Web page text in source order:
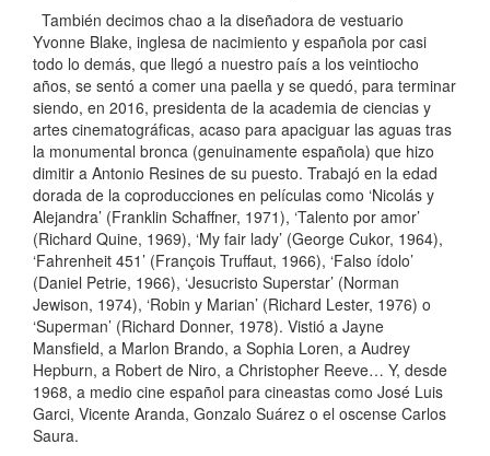
También decimos chao a la diseñadora de vestuario
Yvonne Blake, inglesa de nacimiento y española por casi
todo lo demás, que llegó a nuestro país a los veintiocho
años, se sentó a comer una paella y se quedó, para terminar
siendo, en 2016, presidenta de la academia de ciencias y
artes cinematográficas, acaso para apaciguar las aguas tras
la monumental bronca (genuinamente española) que hizo
dimitir a Antonio Resines de su puesto. Trabajó en la edad
dorada de la coproducciones en películas como ‘Nicolás y
Alejandra’ (Franklin Schaffner, 1971), ‘Talento por amor’
(Richard Quine, 1969), ‘My fair lady’ (George Cukor, 1964),
‘Fahrenheit 451’ (François Truffaut, 1966), ‘Falso ídolo’
(Daniel Petrie, 1966), ‘Jesucristo Superstar’ (Norman
Jewison, 1974), ‘Robin y Marian’ (Richard Lester, 1976) o
‘Superman’ (Richard Donner, 1978). Vistió a Jayne
Mansfield, a Marlon Brando, a Sophia Loren, a Audrey
Hepburn, a Robert de Niro, a Christopher Reeve… Y, desde
1968, a medio cine español para cineastas como José Luis
Garci, Vicente Aranda, Gonzalo Suárez o el oscense Carlos
Saura.